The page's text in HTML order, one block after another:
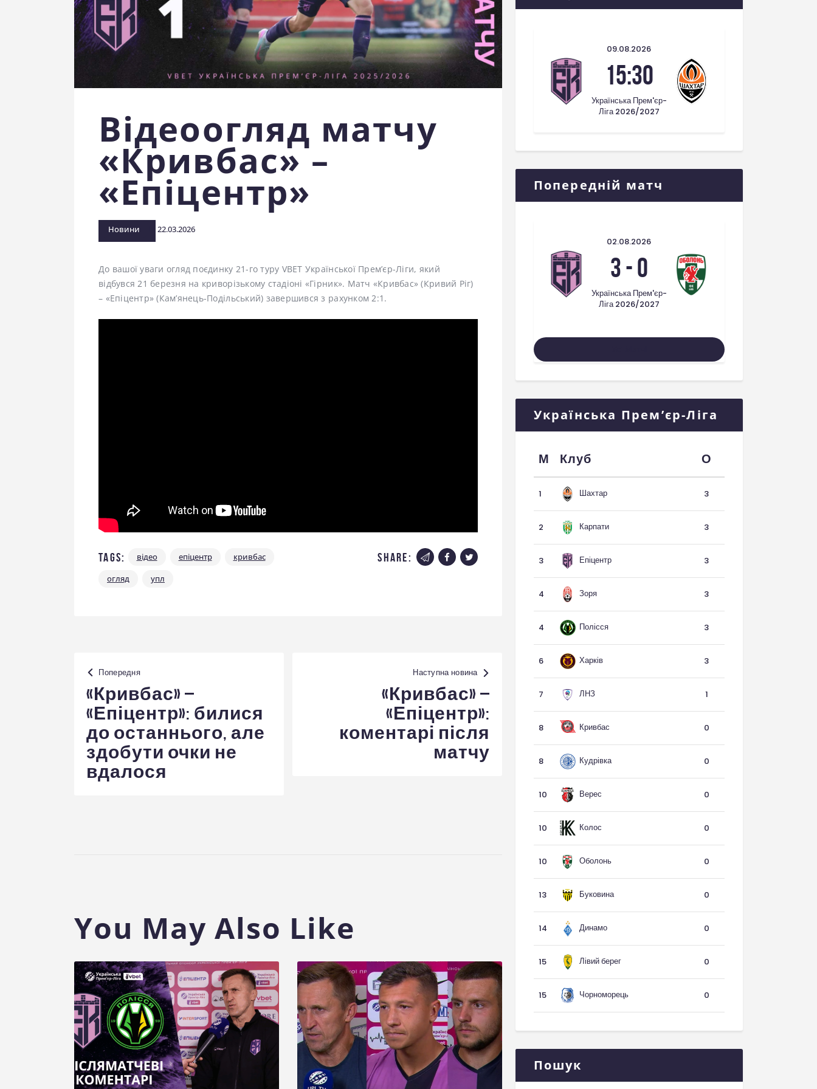
Відеоогляд матчу
«Кривбас» –
«Епіцентр»
Новини 22.03.2026
До вашої уваги огляд поєдинку 21-го туру VBET Української Прем’єр-Ліги, який
відбувся 21 березня на криворізькому стадіоні «Гірник». Матч «Кривбас» (Кривий Ріг)
– «Епіцентр» (Кам’янець-Подільський) завершився з рахунком 2:1.
Tags: відео епіцентр
кривбас
огляд
упл
share:
Навігація
записів
Попередня
«Кривбас» –
«Епіцентр»: билися
до останнього, але
здобути очки не
вдалося
Наступна новина
«Кривбас» –
«Епіцентр»:
коментарі після
матчу
You May Also Like
09.08.2026
15:30
Українська Прем'єр-
Ліга 2026/2027
Попередній матч
02.08.2026
3-0
Українська Прем'єр-
Ліга 2026/2027
Українська Прем’єр-Ліга
М Клуб О
1 Шахтар 3
2 Карпати 3
3 Епіцентр 3
4 Зоря 3
4 Полісся 3
6 Харків 3
7 ЛНЗ 1
8 Кривбас 0
8 Кудрівка 0
10 Верес 0
10 Колос 0
10 Оболонь 0
13 Буковина 0
14 Динамо 0
15 Лівий берег 0
15 Чорноморець 0
Пошук